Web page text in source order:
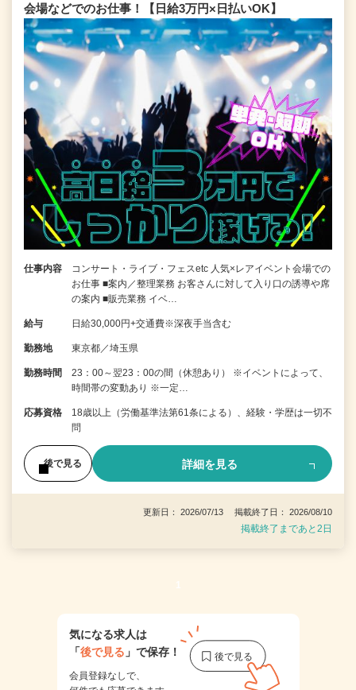
会場などでのお仕事！【日給3万円×日払いOK】
仕事内容
コンサート・ライブ・フェスetc 人気×レアイベント会場での
お仕事 ■案内／整理業務 お客さんに対して入り口の誘導や席
の案内 ■販売業務 イベ…
給与 日給30,000円+交通費※深夜手当含む
勤務地 東京都／埼玉県
勤務時間
23：00～翌23：00の間（休憩あり） ※イベントによって、
時間帯の変動あり ※一定…
応募資格
18歳以上（労働基準法第61条による）、経験・学歴は一切不
問
後で見る 詳細を見る
更新日： 2026/07/13 掲載終了日： 2026/08/10
掲載終了まであと2日
1
気になる求人は
「後で見る 」で保存！
会員登録なしで、